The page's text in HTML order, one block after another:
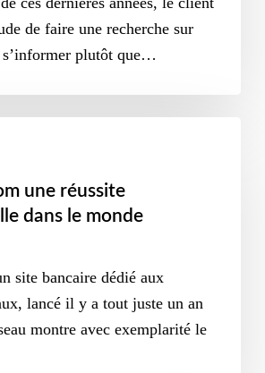
de faire une recherche sur
plutôt que…
une réussite
dans le monde
site bancaire dédié aux
lancé il y a tout juste un an
montre avec exemplarité le